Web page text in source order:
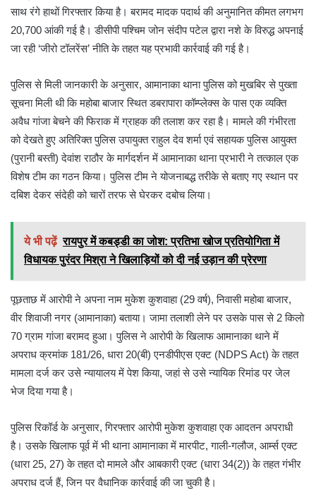
साथ रंगे हाथों गिरफ्तार किया है। बरामद मादक पदार्थ की अनुमानित कीमत लगभग
20,700 आंकी गई है। डीसीपी पश्चिम जोन संदीप पटेल द्वारा नशे के विरुद्ध अपनाई
जा रही ‘जीरो टॉलरेंस’ नीति के तहत यह प्रभावी कार्रवाई की गई है।
पुलिस से मिली जानकारी के अनुसार, आमानाका थाना पुलिस को मुखबिर से पुख्ता
सूचना मिली थी कि महोबा बाजार स्थित डबरापारा कॉम्प्लेक्स के पास एक व्यक्ति
अवैध गांजा बेचने की फिराक में ग्राहक की तलाश कर रहा है। मामले की गंभीरता
को देखते हुए अतिरिक्त पुलिस उपायुक्त राहुल देव शर्मा एवं सहायक पुलिस आयुक्त
(पुरानी बस्ती) देवांश राठौर के मार्गदर्शन में आमानाका थाना प्रभारी ने तत्काल एक
विशेष टीम का गठन किया। पुलिस टीम ने योजनाबद्ध तरीके से बताए गए स्थान पर
दबिश देकर संदेही को चारों तरफ से घेरकर दबोच लिया।
ये भी पढ़ें रायपुर में कबड्डी का जोश: प्रतिभा खोज प्रतियोगिता में
विधायक पुरंदर मिश्रा ने खिलाड़ियों को दी नई उड़ान की प्रेरणा
पूछताछ में आरोपी ने अपना नाम मुकेश कुशवाहा (29 वर्ष), निवासी महोबा बाजार,
वीर शिवाजी नगर (आमानाका) बताया। जामा तलाशी लेने पर उसके पास से 2 किलो
70 ग्राम गांजा बरामद हुआ। पुलिस ने आरोपी के खिलाफ आमानाका थाने में
अपराध क्रमांक 181/26, धारा 20(बी) एनडीपीएस एक्ट (NDPS Act) के तहत
मामला दर्ज कर उसे न्यायालय में पेश किया, जहां से उसे न्यायिक रिमांड पर जेल
भेज दिया गया है।
पुलिस रिकॉर्ड के अनुसार, गिरफ्तार आरोपी मुकेश कुशवाहा एक आदतन अपराधी
है। उसके खिलाफ पूर्व में भी थाना आमानाका में मारपीट, गाली-गलौज, आर्म्स एक्ट
(धारा 25, 27) के तहत दो मामले और आबकारी एक्ट (धारा 34(2)) के तहत गंभीर
अपराध दर्ज हैं, जिन पर वैधानिक कार्रवाई की जा चुकी है।